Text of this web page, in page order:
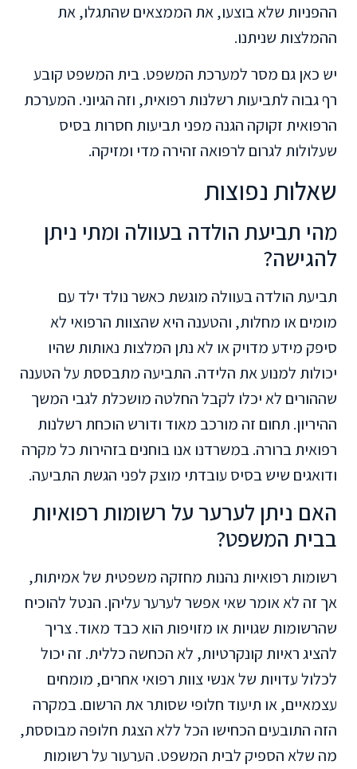
ההפניות שלא בוצעו, את הממצאים שהתגלו, את
ההמלצות שניתנו.
יש כאן גם מסר למערכת המשפט. בית המשפט קובע
רף גבוה לתביעות רשלנות רפואית, וזה הגיוני. המערכת
הרפואית זקוקה הגנה מפני תביעות חסרות בסיס
שעלולות לגרום לרפואה זהירה מדי ומזיקה.
שאלות נפוצות
מהי תביעת הולדה בעוולה ומתי ניתן
להגישה?
תביעת הולדה בעוולה מוגשת כאשר נולד ילד עם
מומים או מחלות, והטענה היא שהצוות הרפואי לא
סיפק מידע מדויק או לא נתן המלצות נאותות שהיו
יכולות למנוע את הלידה. התביעה מתבססת על הטענה
שההורים לא יכלו לקבל החלטה מושכלת לגבי המשך
ההיריון. תחום זה מורכב מאוד ודורש הוכחת רשלנות
רפואית ברורה. במשרדנו אנו בוחנים בזהירות כל מקרה
ודואגים שיש בסיס עובדתי מוצק לפני הגשת התביעה.
האם ניתן לערער על רשומות רפואיות
בבית המשפט?
רשומות רפואיות נהנות מחזקה משפטית של אמיתות,
אך זה לא אומר שאי אפשר לערער עליהן. הנטל להוכיח
שהרשומות שגויות או מזויפות הוא כבד מאוד. צריך
להציג ראיות קונקרטיות, לא הכחשה כללית. זה יכול
לכלול עדויות של אנשי צוות רפואי אחרים, מומחים
עצמאיים, או תיעוד חלופי שסותר את הרשום. במקרה
הזה התובעים הכחישו הכל ללא הצגת חלופה מבוססת,
מה שלא הספיק לבית המשפט. הערעור על רשומות